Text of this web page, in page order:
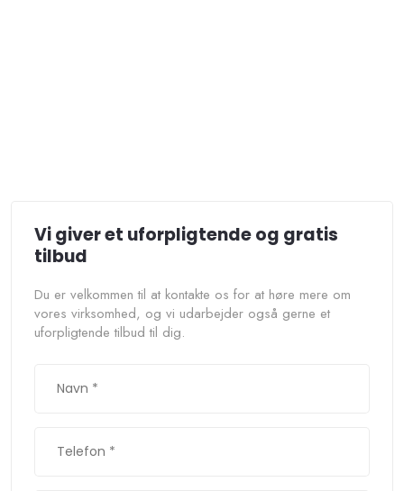
Vi giver et uforpligtende og​ gratis
tilbud
Du er velkommen til at kontakte os for at høre mere om
vores virksomhed, og vi udarbejder også gerne et
uforpligtende tilbud til dig.